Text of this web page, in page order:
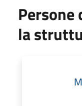
Persone
la